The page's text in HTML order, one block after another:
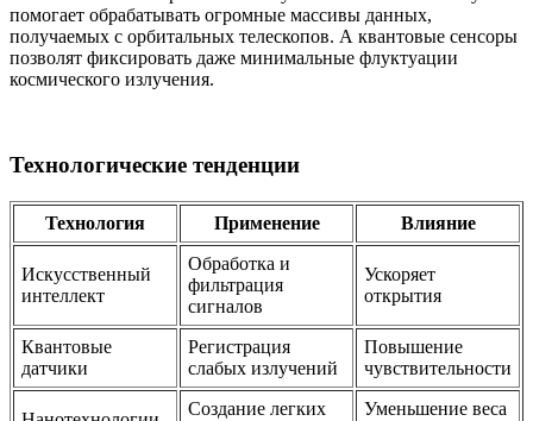
помогает обрабатывать огромные массивы данных,
получаемых с орбитальных телескопов. А квантовые сенсоры
позволят фиксировать даже минимальные флуктуации
космического излучения.
Технологические тенденции
Технология Применение Влияние
Искусственный
интеллект
Обработка и
фильтрация
сигналов
Ускоряет
открытия
Квантовые
датчики
Регистрация
слабых излучений
Повышение
чувствительности
Создание легких
Уменьшение веса